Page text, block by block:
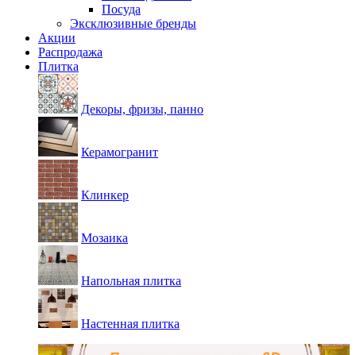
Посуда
Эксклюзивные бренды
Акции
Распродажа
Плитка
Декоры, фризы, панно
Керамогранит
Клинкер
Мозаика
Напольная плитка
Настенная плитка